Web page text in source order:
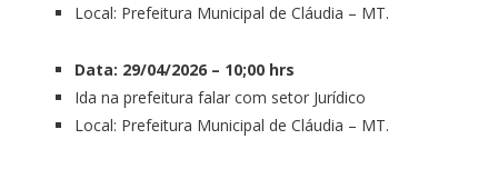
Local: Prefeitura Municipal de Cláudia – MT.
Data: 29/04/2026 – 10;00 hrs
Ida na prefeitura falar com setor Jurídico
Local: Prefeitura Municipal de Cláudia – MT.